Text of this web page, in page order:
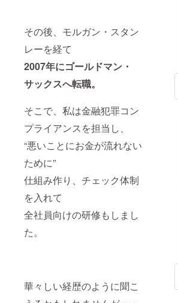
その後、モルガン・スタン
レーを経て
2007年にゴールドマン・
サックスへ転職。
そこで、私は金融犯罪コン
プライアンスを担当し、
“悪いことにお金が流れない
ために”
仕組み作り、チェック体制
を入れて
全社員向けの研修もしまし
た。
華々しい経歴のように聞こ